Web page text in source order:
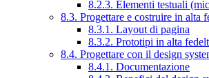
8.2.3. Elementi testuali
8.3. Progettare e costruire in alta
8.3.1. Layout di pagina
8.3.2. Prototipi in alta
8.4. Progettare con il design
8.4.1. Documentazione